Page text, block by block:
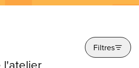
Filtres
l'atelier